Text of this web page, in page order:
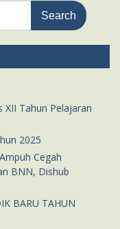
XII Tahun Pelajaran
2025
Cegah
BNN, Dishub
BARU TAHUN